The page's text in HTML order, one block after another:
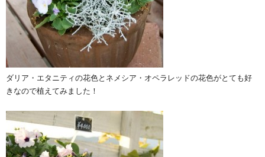
ダリア・エタニティの花色とネメシア・オペラレッドの花色がとても好
きなので植えてみました！